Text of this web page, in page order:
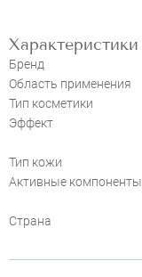
Характеристики
Бренд
Область применения
Тип косметики
Эффект
Тип кожи
Активные компоненты
Страна